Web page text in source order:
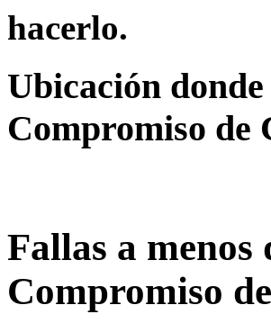
hacerlo.
Ubicación
Compromiso de
Fallas a menos
Compromiso